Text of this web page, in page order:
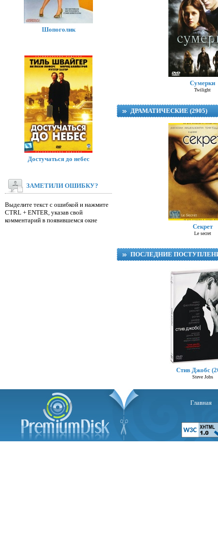
Сумерки
Twilight
ДРАМАТИЧЕСКИЕ (2905)
Секрет
Le secret
ПОСЛЕДНИЕ
Стив Джобс
Steve Jobs
Шопоголик
Достучаться до небес
ЗАМЕТИЛИ ОШИБКУ?
Выделите текст с ошибкой и нажмите
CTRL + ENTER, указав свой
комментарий в появившемся окне
Главная